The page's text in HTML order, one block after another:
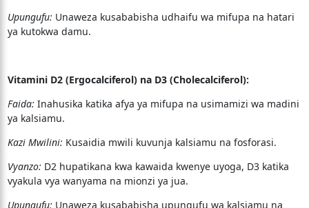
Upungufu: Unaweza kusababisha udhaifu wa mifupa na hatari
ya kutokwa damu.
Vitamini D2 (Ergocalciferol) na D3 (Cholecalciferol):
Faida: Inahusika katika afya ya mifupa na usimamizi wa madini
ya kalsiamu.
Kazi Mwilini: Kusaidia mwili kuvunja kalsiamu na fosforasi.
Vyanzo: D2 hupatikana kwa kawaida kwenye uyoga, D3 katika
vyakula vya wanyama na mionzi ya jua.
Upungufu: Unaweza kusababisha upungufu wa kalsiamu na